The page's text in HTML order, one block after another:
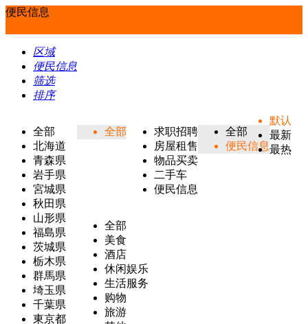
便民信息
区域
便民信息
筛选
排序
全部
北海道
青森県
岩手県
宮城県
秋田県
山形県
福島県
茨城県
栃木県
群馬県
埼玉県
千葉県
東京都
全部
求职招聘
房屋租售
物品买卖
二手车
便民信息
全部
便民信息
全部
美食
酒店
休闲娱乐
生活服务
购物
旅游
默认
最新
最热